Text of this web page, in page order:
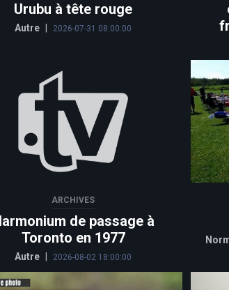
Urubu à tête rouge
Autre 2026-07-31 08:00:00
ARCHIVES
de passage à
Toronto en 1977
Autre 2026-08-02 18:00:00